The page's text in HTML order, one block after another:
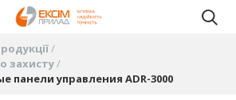
захисту
панели управления ADR-3000